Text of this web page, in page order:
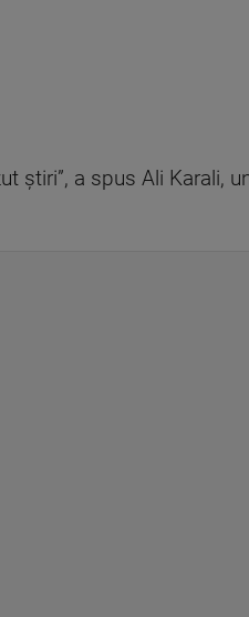
știri”, a spus Ali Karali,